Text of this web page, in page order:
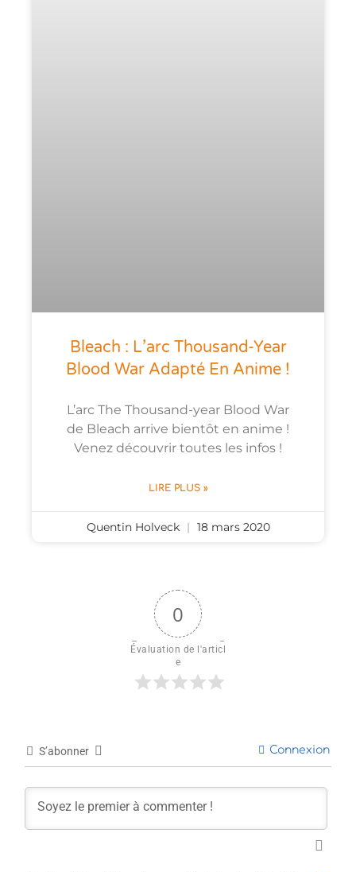
Bleach : L’arc Thousand-Year
Blood War Adapté En Anime !
L’arc The Thousand-year Blood War
de Bleach arrive bientôt en anime !
Venez découvrir toutes les infos !
LIRE PLUS »
Quentin Holveck 18 mars 2020
0
Évaluation de l'articl
e
S’abonner Connexion